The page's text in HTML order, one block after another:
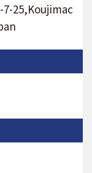
25,Koujimac